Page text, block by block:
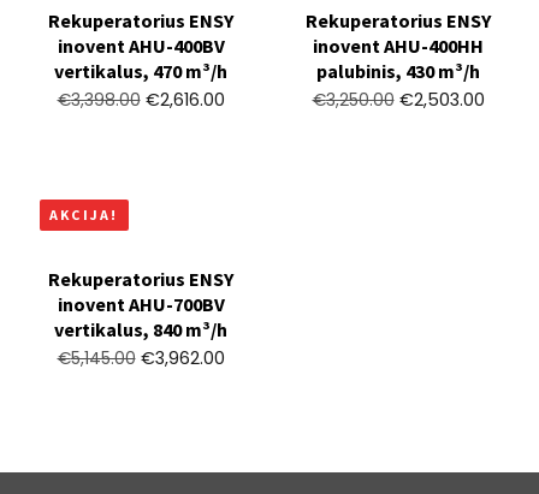
Rekuperatorius ENSY
inovent AHU-400BV
vertikalus, 470 m³/h
€3,398.00 €2,616.00
Rekuperatorius ENSY
inovent AHU-400HH
palubinis, 430 m³/h
€3,250.00 €2,503.00
AKCIJA!
Rekuperatorius ENSY
inovent AHU-700BV
vertikalus, 840 m³/h
€5,145.00 €3,962.00